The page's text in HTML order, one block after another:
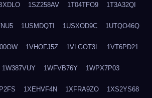
1SZ258AV 1T04TFO9 1T3A32QI
1USMDQTI 1USXOD9C 1UTQO46Q
1VHOFJ5Z 1VLGOT3L 1VT6PD21
1W387VUY 1WFVB76Y 1WPX7P03
1XEHVF4N 1XFRA9ZO 1XS2YS68